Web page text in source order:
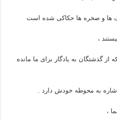
ها و صخره ها حکاکی شده است
،
گذشتگان به یادگار برای ما مانده
به محوطه خودش دارد .
،